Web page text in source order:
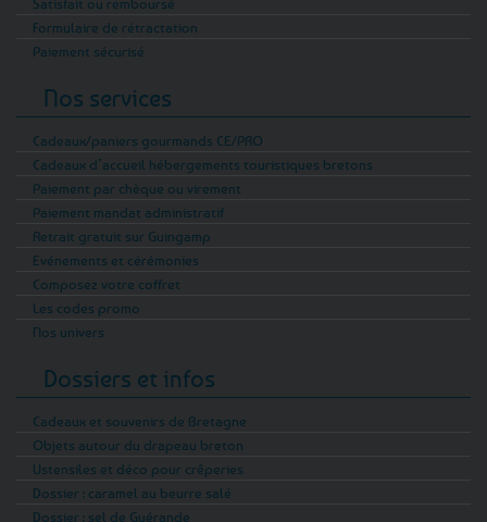
Formulaire de rétractation
Paiement sécurisé
Nos services
Cadeaux/paniers gourmands CE/PRO
Cadeaux d’accueil hébergements touristiques bretons
Paiement par chèque ou virement
Paiement mandat administratif
Retrait gratuit sur Guingamp
Evénements et cérémonies
Composez votre coffret
Les codes promo
Nos univers
Dossiers et infos
Cadeaux et souvenirs de Bretagne
Objets autour du drapeau breton
Ustensiles et déco pour crêperies
Dossier : caramel au beurre salé
Dossier : sel de Guérande